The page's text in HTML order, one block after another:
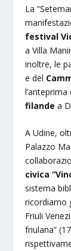
La
festival
a Villa
inoltre, le
e del
l’anteprima
filande a
A Udine,
Palazzo
civica
sistema
ricordiamo
Friuli
friulana”